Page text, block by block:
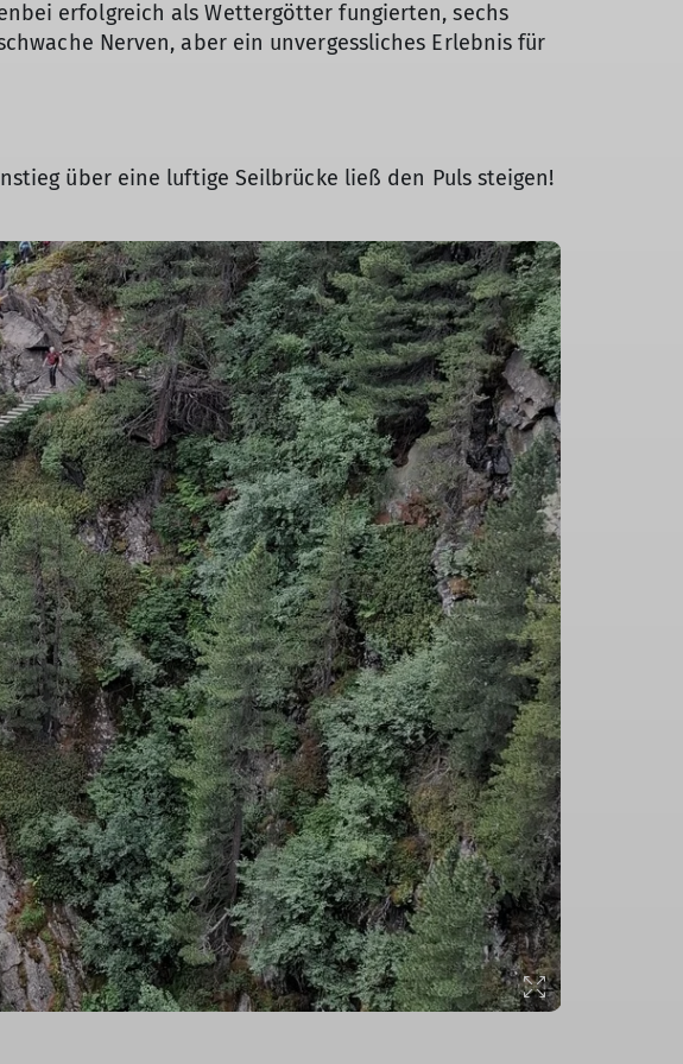
erfolgreich als Wettergötter fungierten, sechs
Nerven, aber ein unvergessliches Erlebnis für
über eine luftige Seilbrücke ließ den Puls steigen!